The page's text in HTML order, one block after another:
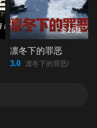
全26集
凛冬下的罪恶
3.0 凛冬下的罪恶/